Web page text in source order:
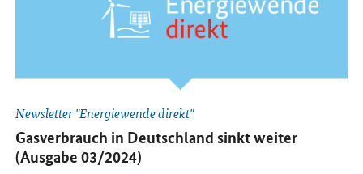
Newsletter "Energiewende direkt"
abonnieren:
Gasverbrauch in Deutschland sinkt weiter
(Ausgabe 03/2024)